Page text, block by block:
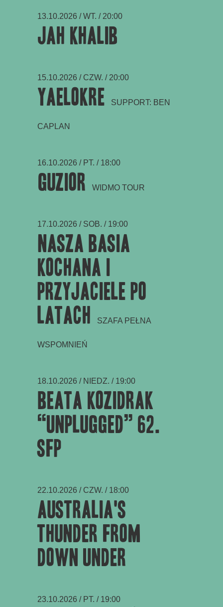
13.10.2026 / WT. / 20:00
Jah Khalib
15.10.2026 / CZW. / 20:00
Yaelokre SUPPORT: BEN
CAPLAN
16.10.2026 / PT. / 18:00
Guzior WIDMO TOUR
17.10.2026 / SOB. / 19:00
Nasza Basia
Kochana i
Przyjaciele po
latach
SZAFA PEŁNA
WSPOMNIEŃ
18.10.2026 / NIEDZ. / 19:00
Beata Kozidrak
“Unplugged” 62.
SFP
22.10.2026 / CZW. / 18:00
Australia's
Thunder From
Down Under
23.10.2026 / PT. / 19:00